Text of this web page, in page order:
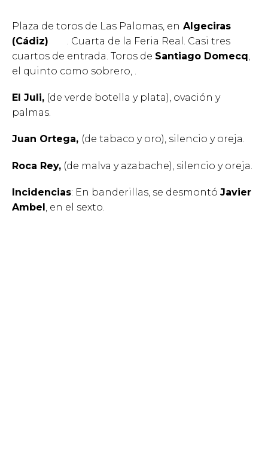
Plaza de toros de Las Palomas, en Algeciras
(Cádiz)
. Cuarta de la Feria Real. Casi tres
cuartos de entrada. Toros de Santiago Domecq,
el quinto como sobrero, .
El Juli, (de verde botella y plata), ovación y
palmas.
Juan Ortega, (de tabaco y oro), silencio y oreja.
Roca Rey, (de malva y azabache), silencio y oreja.
Incidencias: En banderillas, se desmontó Javier
Ambel, en el sexto.